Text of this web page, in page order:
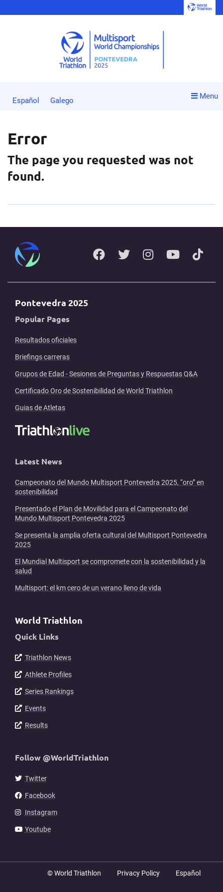
Menu
Español Galego
Error
The page you requested was not
found.
Pontevedra 2025
Popular Pages
Resultados oficiales
Briefings carreras
Grupos de Edad - Sesiones de Preguntas y Respuestas Q&A
Certificado Oro de Sostenibilidad de World Triathlon
Guias de Atletas
Latest News
Campeonato del Mundo Multisport Pontevedra 2025, “oro” en
sostenibilidad
Presentado el Plan de Movilidad para el Campeonato del
Mundo Multisport Pontevedra 2025
Se presenta la amplia oferta cultural del Multisport Pontevedra
2025
El Mundial Multisport se compromete con la sostenibilidad y la
salud
Multisport: el km cero de un verano lleno de vida
World Triathlon
Quick Links
Triathlon News
Athlete Profiles
Series Rankings
Events
Results
Follow @WorldTriathlon
Twitter
Facebook
Instagram
Youtube
© World Triathlon Privacy Policy Español